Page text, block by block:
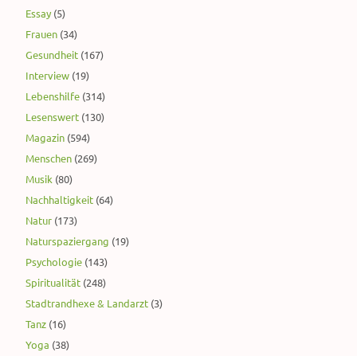
Essay (5)
Frauen (34)
Gesundheit (167)
Interview (19)
Lebenshilfe (314)
Lesenswert (130)
Magazin (594)
Menschen (269)
Musik (80)
Nachhaltigkeit (64)
Natur (173)
Naturspaziergang (19)
Psychologie (143)
Spiritualität (248)
Stadtrandhexe & Landarzt (3)
Tanz (16)
Yoga (38)